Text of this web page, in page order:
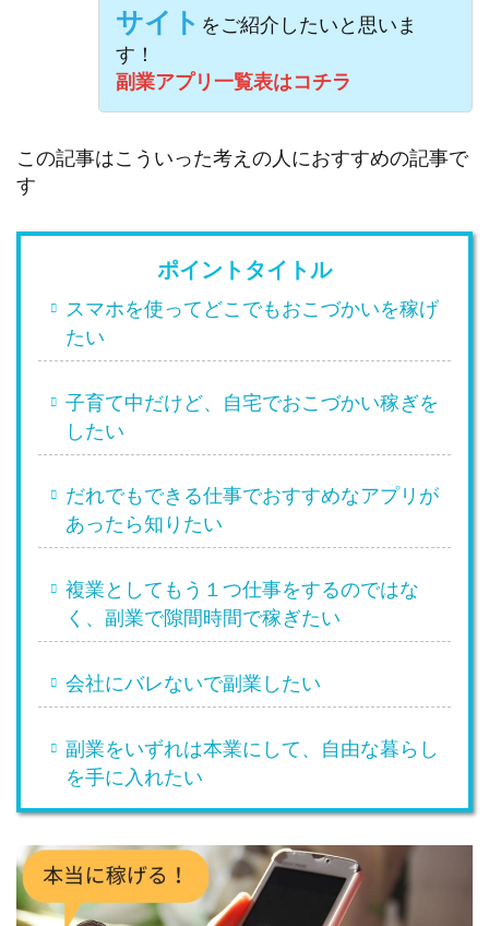
サイト をご紹介したいと思いま
す！
副業アプリ一覧表はコチラ
この記事はこういった考えの人におすすめの記事で
す
ポイントタイトル
スマホを使ってどこでもおこづかいを稼げ
たい
子育て中だけど、自宅でおこづかい稼ぎを
したい
だれでもできる仕事でおすすめなアプリが
あったら知りたい
複業としてもう１つ仕事をするのではな
く、副業で隙間時間で稼ぎたい
会社にバレないで副業したい
副業をいずれは本業にして、自由な暮らし
を手に入れたい